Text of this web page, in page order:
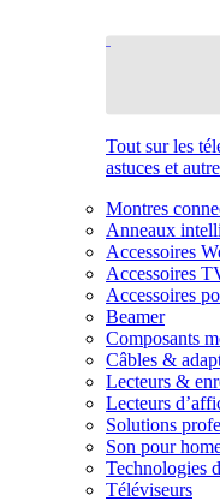
Tout sur les
astuces et
Montres
Anneaux
Accessoires
Accessoires
Accessoires
Beamer
Composants
Câbles &
Lecteurs &
Lecteurs
Solutions
Son pour
Technologies
Téléviseurs